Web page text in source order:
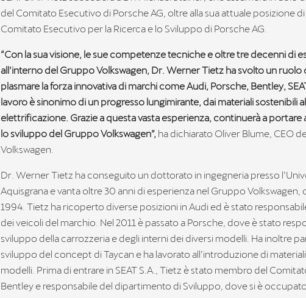
del Comitato Esecutivo di Porsche AG, oltre alla sua attuale posizione
Comitato Esecutivo per la Ricerca e lo Sviluppo di Porsche AG.
“Con la sua visione, le sue competenze tecniche e oltre tre decenni di
all’interno del Gruppo Volkswagen, Dr. Werner Tietz ha svolto un ruolo
plasmare la forza innovativa di marchi come Audi, Porsche, Bentley,
lavoro è sinonimo di un progresso lungimirante, dai materiali sostenibili
elettrificazione. Grazie a questa vasta esperienza, continuerà a portare
lo sviluppo del Gruppo Volkswagen”, ha dichiarato Oliver Blume, CEO
Volkswagen.
Dr. Werner Tietz ha conseguito un dottorato in ingegneria presso
Aquisgrana e vanta oltre 30 anni di esperienza nel Gruppo Volkswagen,
1994. Tietz ha ricoperto diverse posizioni in Audi ed è stato
dei veicoli del marchio. Nel 2011 è passato a Porsche, dove è stato
sviluppo della carrozzeria e degli interni dei diversi modelli. Ha inoltre
sviluppo del concept di Taycan e ha lavorato all’introduzione di
modelli. Prima di entrare in SEAT S.A., Tietz è stato membro del
Bentley e responsabile del dipartimento di Sviluppo, dove si è